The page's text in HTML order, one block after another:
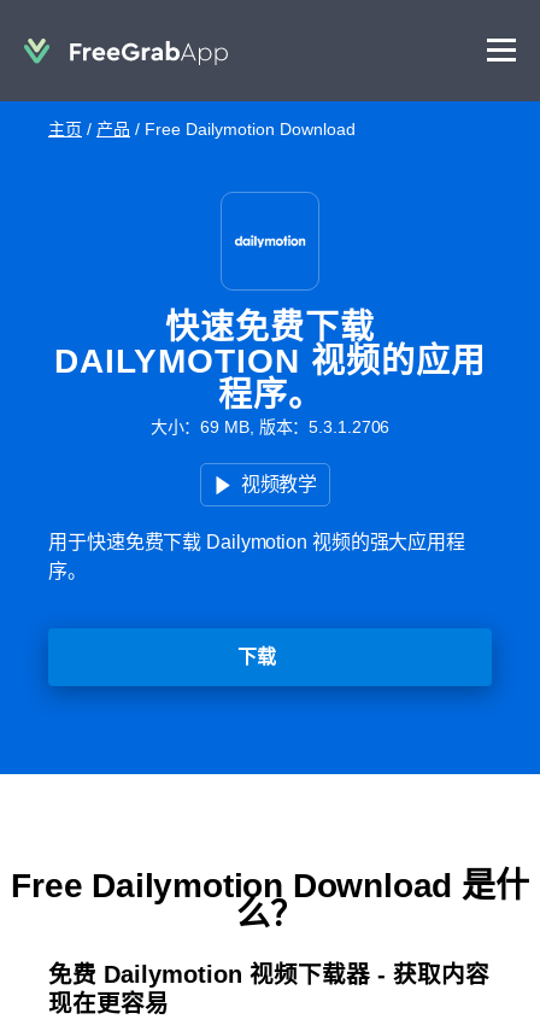
主页 / 产品 / Free Dailymotion Download
快速免费下载
DAILYMOTION 视频的应用
程序。
大小：69 MB, 版本：5.3.1.2706
视频教学
用于快速免费下载 Dailymotion 视频的强大应用程
序。
下载
Free Dailymotion Download 是什
么？
免费 Dailymotion 视频下载器 - 获取内容
现在更容易